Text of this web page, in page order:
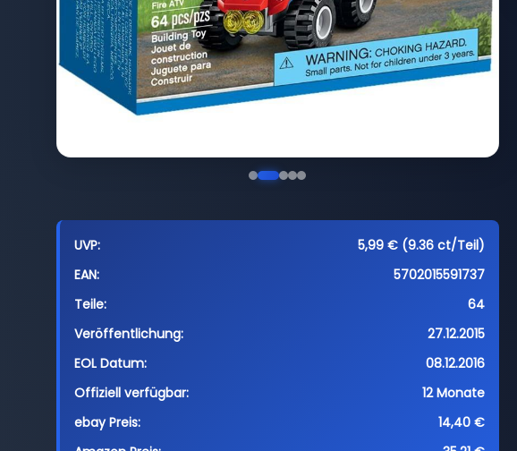
UVP:
5,99 € (9.36 ct/Teil)
EAN:
5702015591737
Teile:
64
Veröffentlichung:
27.12.2015
EOL Datum:
08.12.2016
Offiziell verfügbar:
12 Monate
ebay Preis:
14,40 €